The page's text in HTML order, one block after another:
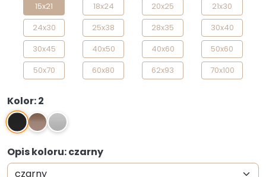
15x21 18x24 20x25
21x30
24x30
25x38 28x35
30x40
30x45
40x50 40x60
50x60
50x70
60x80 62x93 70x100
Kolor: 2
2 3 SM
Opis koloru: czarny